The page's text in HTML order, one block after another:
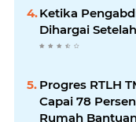
Ketika
Dihargai
Progres RTLH
Capai 78
Rumah